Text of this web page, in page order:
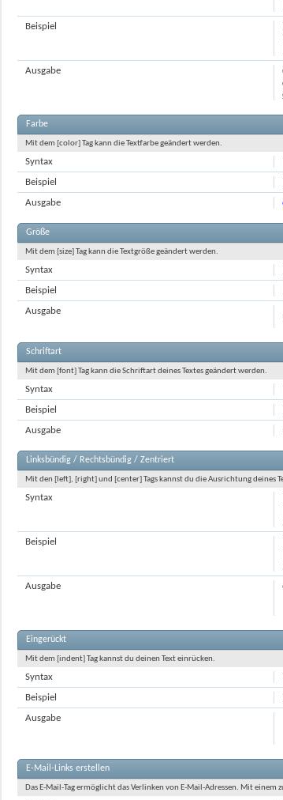
Beispiel
Ausgabe
Farbe
Mit dem [color] Tag kann die Textfarbe geändert werden.
Syntax
Beispiel
Ausgabe
Größe
Mit dem [size] Tag kann die Textgröße geändert werden.
Syntax
Beispiel
Ausgabe
Schriftart
Mit dem [font] Tag kann die Schriftart deines Textes geändert werden.
Syntax
Beispiel
Ausgabe
Linksbündig / Rechtsbündig / Zentriert
Mit den [left], [right] und [center] Tags kannst du die Ausrichtung deines
Syntax
Beispiel
Ausgabe
Eingerückt
Mit dem [indent] Tag kannst du deinen Text einrücken.
Syntax
Beispiel
Ausgabe
E-Mail-Links erstellen
Das E-Mail-Tag ermöglicht das Verlinken von E-Mail-Adressen. Mit